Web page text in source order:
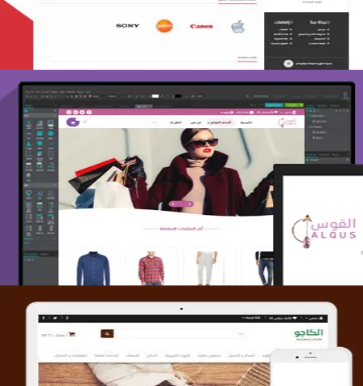
تصميم متجر القوس
التفاصيل
تصميم متجر الكاجو